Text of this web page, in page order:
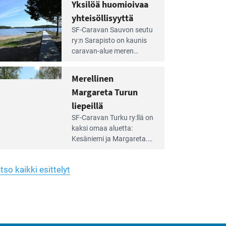
käyttöön­sä osan kunnan
viiden hehtaarin
virkistysalueesta.
Yksilöä huomioivaa
yhteisöllisyyttä
SF-Caravan Sauvon seutu
ry:n Sarapisto on kaunis
caravan-alue meren
on 130 sähköllä
varustettua caravan-paik­
kaa sekä kymmenen
paikkaa ilman sähköä.
Merellinen
Margareta Turun
liepeillä
SF-Caravan Turku ry:llä on
kaksi omaa aluet­ta:
Kesäniemi ja Margareta.
kaikki esittelyt